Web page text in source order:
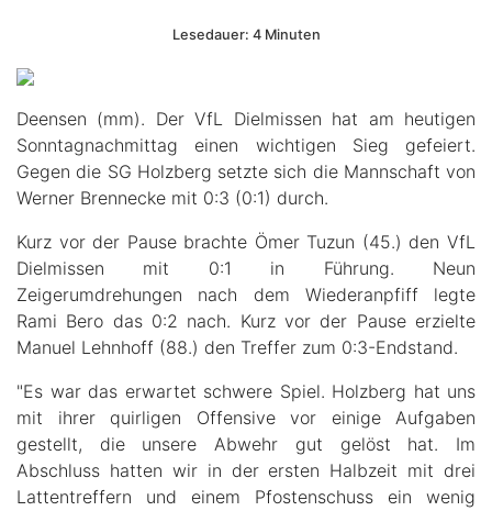
Lesedauer: 4 Minuten
Deensen (mm). Der VfL Dielmissen hat am heutigen
Sonntagnachmittag einen wichtigen Sieg gefeiert.
Gegen die SG Holzberg setzte sich die Mannschaft von
Werner Brennecke mit 0:3 (0:1) durch.
Kurz vor der Pause brachte Ömer Tuzun (45.) den VfL
Dielmissen mit 0:1 in Führung. Neun
Zeigerumdrehungen nach dem Wiederanpfiff legte
Rami Bero das 0:2 nach. Kurz vor der Pause erzielte
Manuel Lehnhoff (88.) den Treffer zum 0:3-Endstand.
"Es war das erwartet schwere Spiel. Holzberg hat uns
mit ihrer quirligen Offensive vor einige Aufgaben
gestellt, die unsere Abwehr gut gelöst hat. Im
Abschluss hatten wir in der ersten Halbzeit mit drei
Lattentreffern und einem Pfostenschuss ein wenig